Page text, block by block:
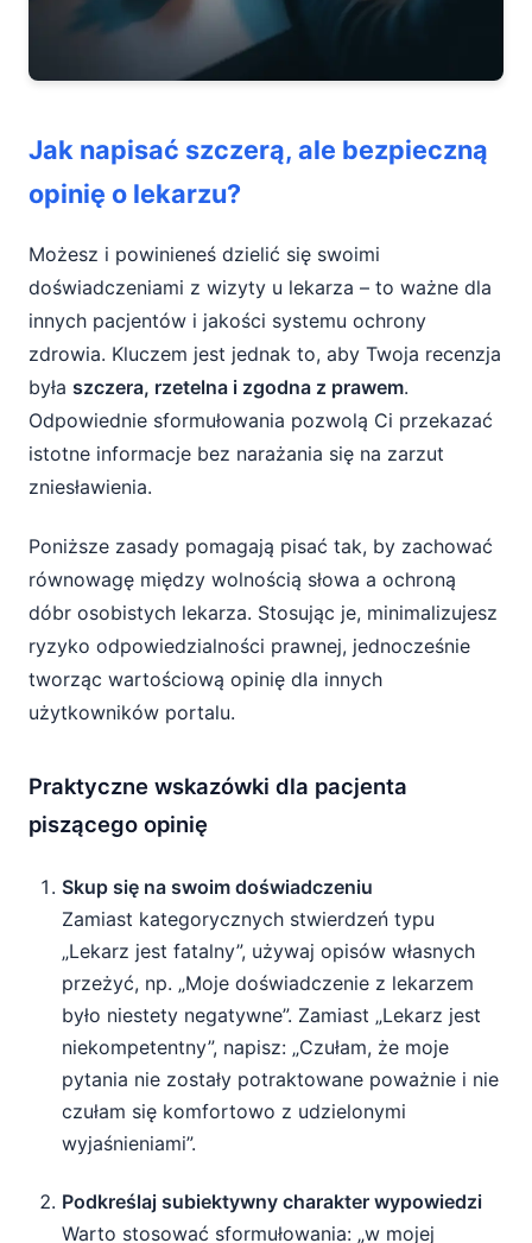
Jak napisać szczerą, ale bezpieczną
opinię o lekarzu?
Możesz i powinieneś dzielić się swoimi
doświadczeniami z wizyty u lekarza – to ważne dla
innych pacjentów i jakości systemu ochrony
zdrowia. Kluczem jest jednak to, aby Twoja recenzja
była szczera, rzetelna i zgodna z prawem.
Odpowiednie sformułowania pozwolą Ci przekazać
istotne informacje bez narażania się na zarzut
zniesławienia.
Poniższe zasady pomagają pisać tak, by zachować
równowagę między wolnością słowa a ochroną
dóbr osobistych lekarza. Stosując je, minimalizujesz
ryzyko odpowiedzialności prawnej, jednocześnie
tworząc wartościową opinię dla innych
użytkowników portalu.
Praktyczne wskazówki dla pacjenta
piszącego opinię
Skup się na swoim doświadczeniu
Zamiast kategorycznych stwierdzeń typu
„Lekarz jest fatalny”, używaj opisów własnych
przeżyć, np. „Moje doświadczenie z lekarzem
było niestety negatywne”. Zamiast „Lekarz jest
niekompetentny”, napisz: „Czułam, że moje
pytania nie zostały potraktowane poważnie i nie
czułam się komfortowo z udzielonymi
wyjaśnieniami”.
Podkreślaj subiektywny charakter wypowiedzi
Warto stosować sformułowania: „w mojej